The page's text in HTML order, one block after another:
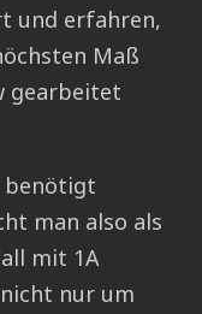
und erfahren,
Maß
gearbeitet
benötigt
man also als
mit 1A
nur um